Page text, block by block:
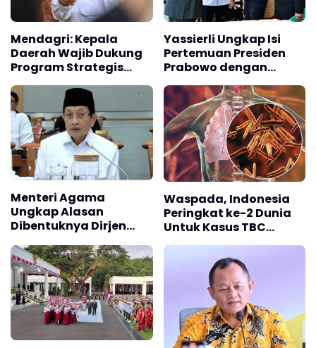
Mendagri: Kepala
Daerah Wajib Dukung
Program Strategis
Nasional, Ada Sanksi
Jika Abai
Yassierli Ungkap Isi
Pertemuan Presiden
Prabowo dengan
Sekjen Konfederasi
Buruh Internasional
Menteri Agama
Ungkap Alasan
Dibentuknya Dirjen
Waspada, Indonesia
Peringkat ke-2 Dunia
Untuk Kasus TBC
Setelah India